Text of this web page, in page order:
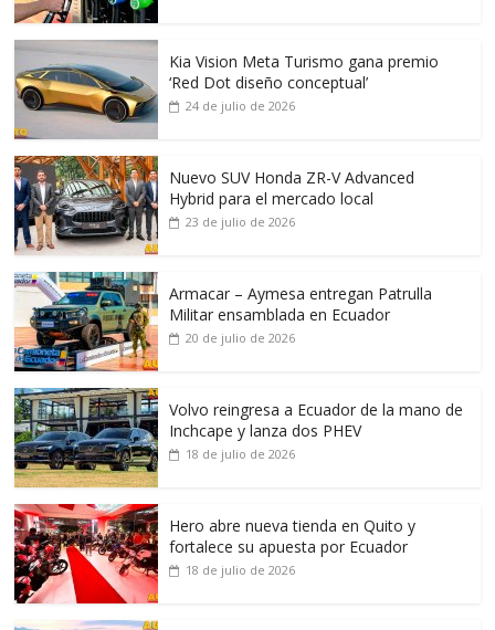
Kia Vision Meta Turismo gana premio
‘Red Dot diseño conceptual’
24 de julio de 2026
Nuevo SUV Honda ZR-V Advanced
Hybrid para el mercado local
23 de julio de 2026
Armacar – Aymesa entregan Patrulla
Militar ensamblada en Ecuador
20 de julio de 2026
Volvo reingresa a Ecuador de la mano de
Inchcape y lanza dos PHEV
18 de julio de 2026
Hero abre nueva tienda en Quito y
fortalece su apuesta por Ecuador
18 de julio de 2026